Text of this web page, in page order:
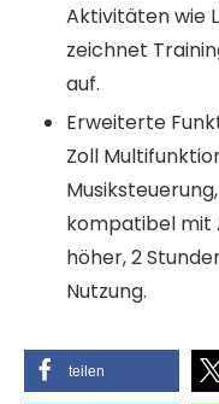
Aktivitäten wie
zeichnet
auf.
Erweiterte
Zoll
kompatibel mit
höher, 2
Nutzung.
teilen